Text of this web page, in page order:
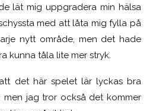
lät mig uppgradera min hälsa
med att låta mig fylla på
nytt område, men det hade
kunna tåla lite mer stryk.
det här spelet lär lyckas bra
men jag tror också det kommer